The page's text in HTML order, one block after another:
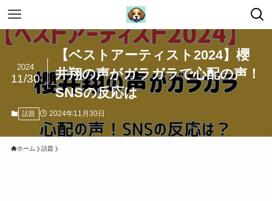
【ベストアーティスト2024】櫻
井翔の声がガラガラで心配の声！
SNSの反応は
2024
11/30
話題 2024年11月30日
ホーム 話題